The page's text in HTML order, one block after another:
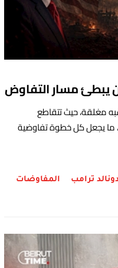
يبطئ مسار التفاوض
مغلقة، حيث تتقاطع
ما يجعل كل خطوة تفاوضية
دونالد ترامب المفاوضات